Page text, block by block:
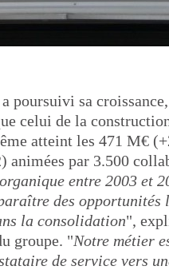
poursuivi sa
celui de la
atteint les 471 M€
animées par 3.500
entre 2003 et
des opportunités
la consolidation",
groupe. "Notre métier
de service vers